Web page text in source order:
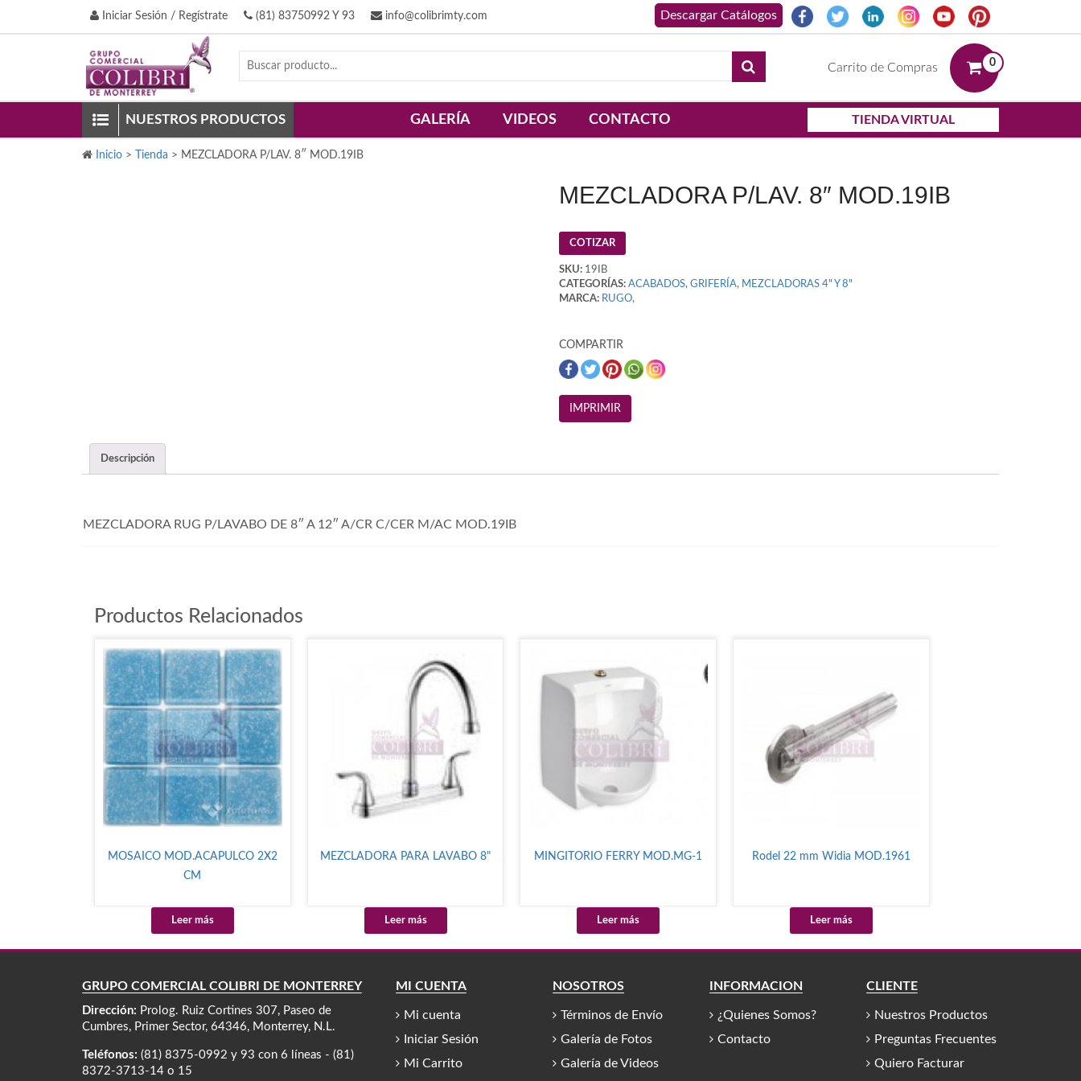
Iniciar Sesión / Regístrate (81) 83750992 Y 93 info@colibrimty.com
Carrito de Compras 0
NUESTROS PRODUCTOS GALERÍA VIDEOS CONTACTO TIENDA VIRTUAL
Inicio > Tienda > MEZCLADORA P/LAV. 8″ MOD.19IB
MEZCLADORA P/LAV. 8″ MOD.19IB
COTIZAR
SKU:19IB
CATEGORÍAS: ACABADOS, GRIFERÍA, MEZCLADORAS 4" Y 8"
MARCA: RUGO,
COMPARTIR
Descripción
MEZCLADORA RUG P/LAVABO DE 8″ A 12″ A/CR C/CER M/AC MOD.19IB
Productos Relacionados
MOSAICO MOD.ACAPULCO 2X2
CM
Leer más
MEZCLADORA PARA LAVABO 8"
Leer más
MINGITORIO FERRY MOD.MG-1
Leer más
Rodel 22 mm Widia MOD.1961
Leer más
GRUPO COMERCIAL COLIBRÍ DE MONTERREY
Dirección: Prolog. Ruiz Cortines 307, Paseo de
Cumbres, Primer Sector, 64346, Monterrey, N.L.
Teléfonos: (81) 8375-0992 y 93 con 6 líneas - (81)
8372-3713-14 o 15
MI CUENTA
Mi cuenta
Iniciar Sesión
Mi Carrito
NOSOTROS
Términos de Envío
Galería de Fotos
Galería de Videos
INFORMACIÓN
¿Quienes Somos?
Contacto
CLIENTE
Nuestros Productos
Preguntas Frecuentes
Quiero Facturar